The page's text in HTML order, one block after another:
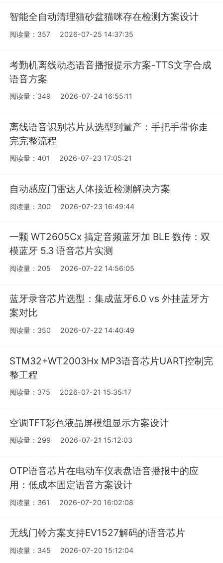
智能全自动清理猫砂盆猫咪存在检测方案设计
阅读量：357 2026-07-25 14:37:35
考勤机离线动态语音播报提示方案-TTS文字合成
语音方案
阅读量：349 2026-07-24 16:55:11
离线语音识别芯片从选型到量产：手把手带你走
完完整流程
阅读量：401 2026-07-23 17:05:21
自动感应门雷达人体接近检测解决方案
阅读量：300 2026-07-23 16:49:44
一颗 WT2605Cx 搞定音频蓝牙加 BLE 数传：双
模蓝牙 5.3 语音芯片实测
阅读量：205 2026-07-22 14:56:05
蓝牙录音芯片选型：集成蓝牙6.0 vs 外挂蓝牙方
案对比
阅读量：350 2026-07-22 14:40:49
STM32+WT2003Hx MP3语音芯片UART控制完
整工程
阅读量：375 2026-07-21 15:35:17
空调‌TFT彩色液晶屏模组显示方案设计
阅读量：299 2026-07-21 15:12:03
OTP语音芯片在电动车仪表盘语音播报中的应
用：低成本固定语音方案设计
阅读量：361 2026-07-20 16:02:08
无线门铃方案支持EV1527解码的语音芯片
阅读量：345 2026-07-20 15:12:04